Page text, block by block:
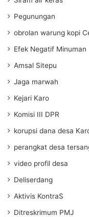
Pegunungan
obrolan warung kopi
Efek Negatif Minuman
Amsal Sitepu
Jaga marwah
Kejari Karo
Komisi III DPR
korupsi dana desa
perangkat desa
video profil desa
Deliserdang
Aktivis KontraS
Ditreskrimum PMJ